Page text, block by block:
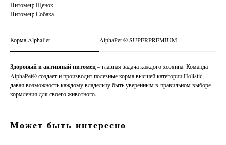
Питомец: Щенок
Питомец: Собака
Корма AlphaРet AlphaPet ® SUPERPREMIUM
Здоровый и активный питомец– главная задача каждого хозяина. Команда
AlphaPet® создает и производит полезные корма высшей категории Holistiс,
давая возможность каждому владельцу быть уверенным в правильном выборе
кормления для своего животного.
Может быть интересно